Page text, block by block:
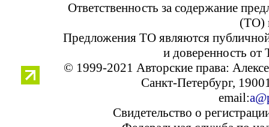
Ответственность за содержание
(ТО)
Предложения ТО являются
и доверенность от
© 1999-2021 Авторские права:
Санкт-Петербург,
email:
Свидетельство о